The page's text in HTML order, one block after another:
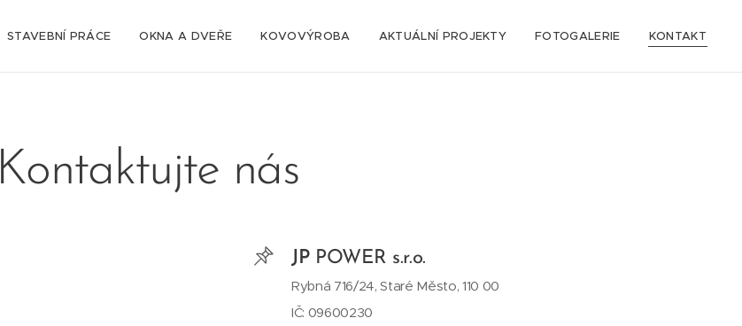
STAVEBNÍ PRÁCE OKNA A DVEŘE KOVOVÝROBA AKTUÁLNÍ PROJEKTY FOTOGALERIE KONTAKT
Kontaktujte nás
JPPOWER s.r.o.
Rybná 716/24, Staré Město, 110 00
IČ: 09600230